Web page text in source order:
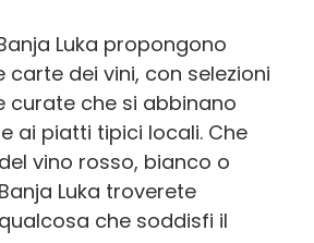
Luka propongono
carte dei vini, con selezioni
curate che si abbinano
ai piatti tipici locali. Che
vino rosso, bianco o
Luka troverete
che soddisfi il